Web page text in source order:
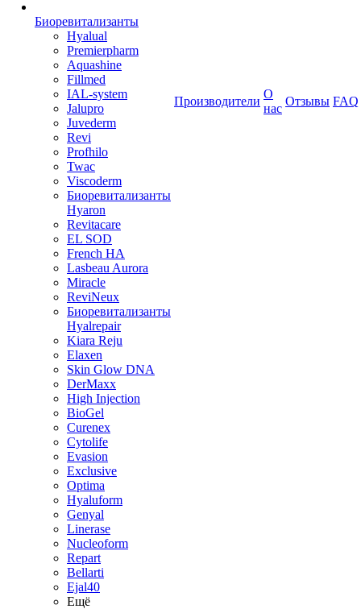
Биоревитализанты
Hyalual
Premierpharm
Aquashine
Fillmed
IAL-system
Jalupro
Juvederm
Revi
Profhilo
Twac
Viscoderm
Биоревитализанты
Hyaron
Revitacare
EL SOD
French HA
Lasbeau Aurora
Miracle
ReviNeux
Биоревитализанты
Hyalrepair
Kiara Reju
Elaxen
Skin Glow DNA
DerMaxx
High Injection
BioGel
Curenex
Cytolife
Evasion
Exclusive
Optima
Hyaluform
Genyal
Linerase
Nucleoform
Repart
Bellarti
Ejal40
Ещё
Производители
О
нас
Отзывы FAQ